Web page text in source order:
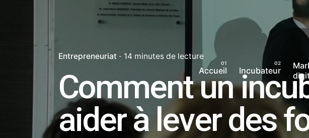
Accueil Incubateur
Entrepreneuriat 14 minutes de lecture
Comment un
aider à lever des